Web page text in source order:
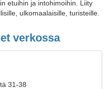
etuihin ja intohimoihin. Liity
ulkomaalaisille, turisteille.
verkossa
31-38